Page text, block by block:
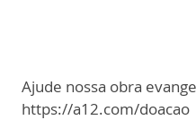
Ajude nossa obra
https://a12.com/doacao